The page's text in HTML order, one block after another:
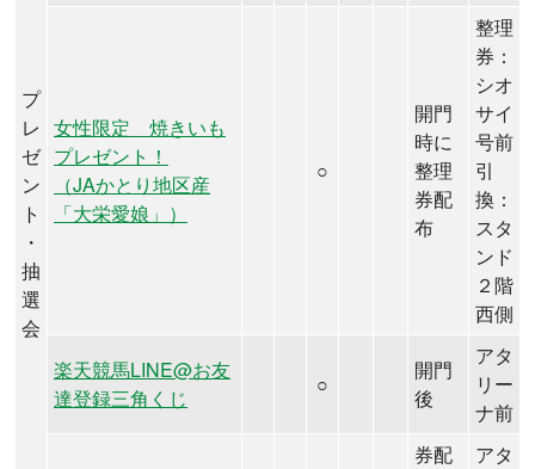
プ
レ
ゼ
ン
ト
・
抽
選
会
女性限定 焼きいも
プレゼント！
（JAかとり地区産
「大栄愛娘」）
○
開門
時に
整理
券配
布
整理
券：
シオ
サイ
号前
引
換：
スタ
ンド
２階
西側
楽天競馬LINE@お友
達登録三角くじ
○
開門
後
アタ
リー
ナ前
券配
アタ